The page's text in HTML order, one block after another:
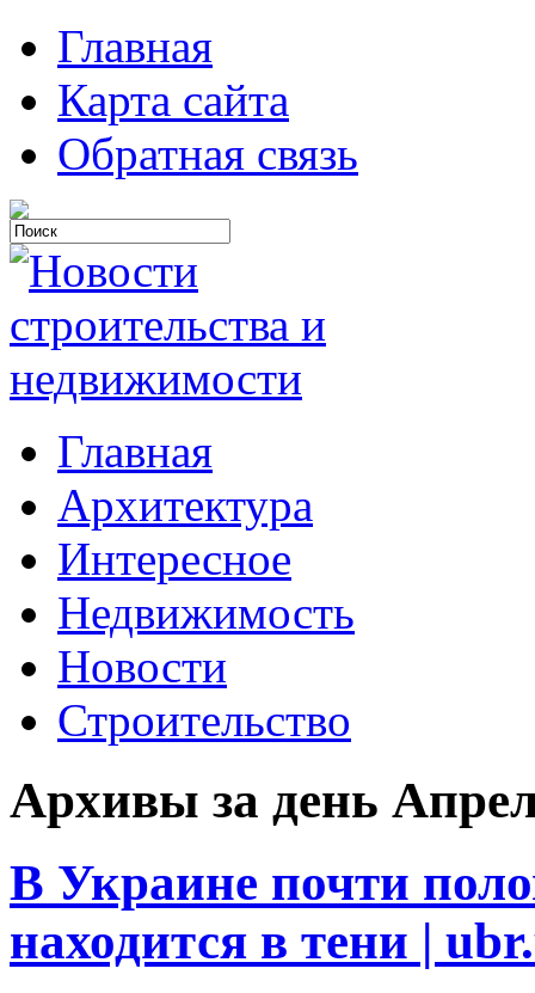
Главная
Карта сайта
Обратная связь
Главная
Архитектура
Интересное
Недвижимость
Новости
Строительство
Архивы за день
В Украине почти
находится в тени |